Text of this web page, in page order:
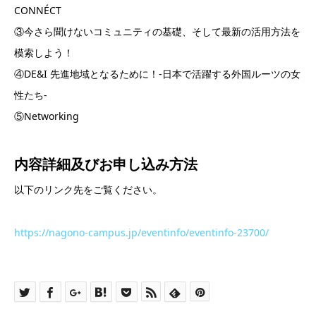
CONNÉCT
③今さら聞けないコミュニティの基礎、そして最新の活用方法を
模索しよう！
④DE&I 先進地域となるために！-日本で活躍する外国ルーツの女
性たち-
⑤Networking
内容詳細及びお申し込み方法
以下のリンク先をご覧ください。
https://nagono-campus.jp/eventinfo/eventinfo-23700/